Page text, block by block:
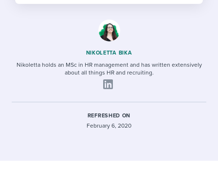
Candidate/employee experiences
NIKOLETTA BIKA
Nikoletta holds an MSc in HR management and has written extensively
about all things HR and recruiting.
REFRESHED ON
February 6, 2020